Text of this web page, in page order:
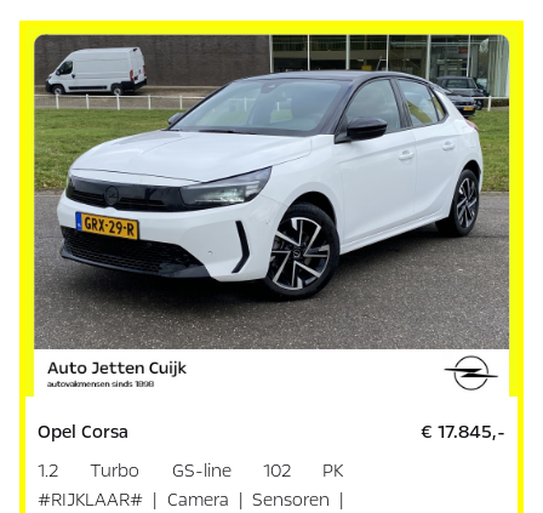
Opel Corsa
1.2 Turbo GS-line 102 PK
#RIJKLAAR# | Camera | Sensoren |
€ 17.845,-